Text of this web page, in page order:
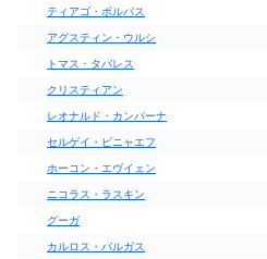
ティアゴ・ボルバス
アグスティン・ウルシ
トマス・タバレス
クリスティアン
レオナルド・カンパーナ
セルゲイ・ピニャエフ
ホーコン・エヴイェン
ニコラス・ラスキン
グーガ
カルロス・バルガス